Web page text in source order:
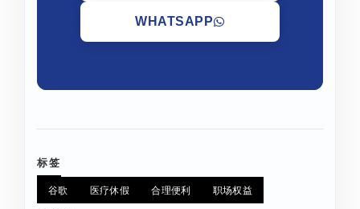
WHATSAPP
标签
谷歌 医疗休假 合理便利 职场权益